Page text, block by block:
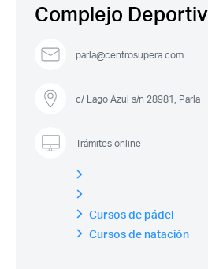
Acceso socios
Complejo
parla@centrosupera.com
c/ Lago Azul s/n 28981, Parla
Trámites online
Cursos de pádel
Cursos de natación